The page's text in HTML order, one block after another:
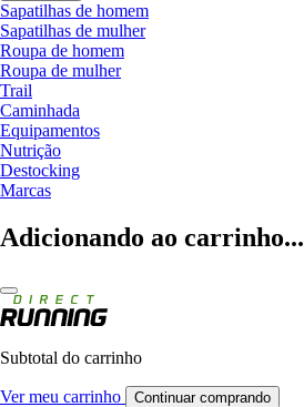
Sapatilhas de homem
Sapatilhas de mulher
Roupa de homem
Roupa de mulher
Trail
Caminhada
Equipamentos
Nutrição
Destocking
Marcas
Adicionando ao carrinho...
Subtotal do carrinho
Ver meu carrinho Continuar comprando